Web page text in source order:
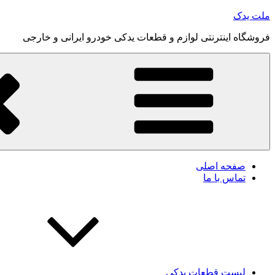
رفتن
محتوا
ملت یدک
فروشگاه اینترنتی لوازم و قطعات یدکی خودرو ایرانی و خارجی
صفحه اصلی
تماس با ما
لیست قطعات یدکی